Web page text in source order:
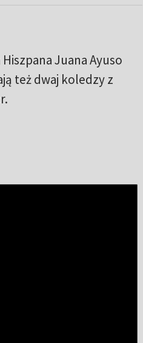
Juana Ayuso
też dwaj koledzy z